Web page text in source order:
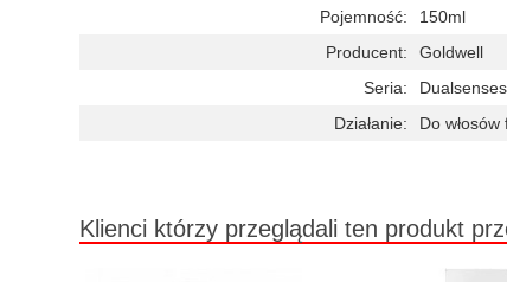
Pojemność:
150ml
Producent:
Goldwell
Seria:
Działanie:
Do
Klienci którzy przeglądali ten produkt